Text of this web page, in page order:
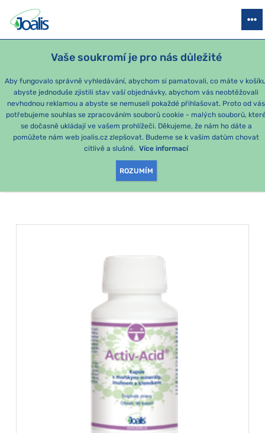
Vaše soukromí je pro nás důležité
Aby fungovalo správně vyhledávání, abychom si pamatovali, co máte v
abyste jednoduše zjistili stav vaší objednávky, abychom vás neobtěžovali
nevhodnou reklamou a abyste se nemuseli pokaždé přihlašovat. Proto od vás
potřebujeme souhlas se zpracováním souborů cookie - malých souborů,
se dočasně ukládají ve vašem prohlížeči. Děkujeme, že nám ho dáte a
pomůžete nám web joalis.cz zlepšovat. Budeme se k vašim datům chovat
citlivě a slušně. Více informací
ROZUMÍM
PRODUKTY PODLE OBTÍŽÍ SEZÓNNÍ BALÍČKY PRO DĚTI
Kapsle
PRODUKTY PODLE
KATEGORIE: